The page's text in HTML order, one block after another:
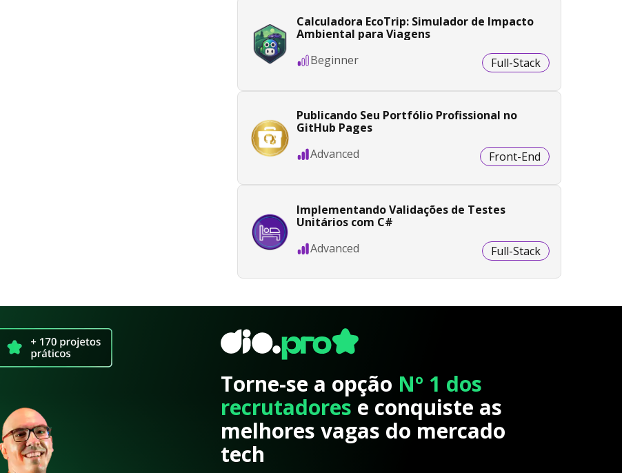
Calculadora EcoTrip: Simulador de Impacto
Ambiental para Viagens
Beginner
Full-Stack
Publicando Seu Portfólio Profissional no
GitHub Pages
Advanced
Front-End
Implementando Validações de Testes
Unitários com C#
Advanced
Full-Stack
Torne-se a opção Nº 1 dos
recrutadores e conquiste as
melhores vagas do mercado
tech